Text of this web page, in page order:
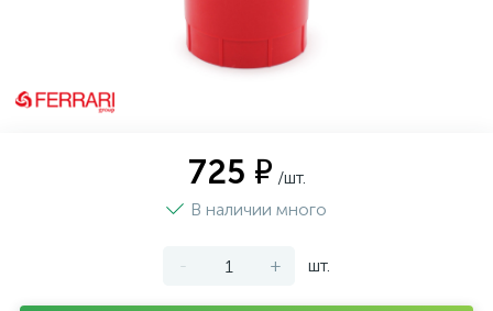
725 ₽ /шт.
В наличии много
- + шт.